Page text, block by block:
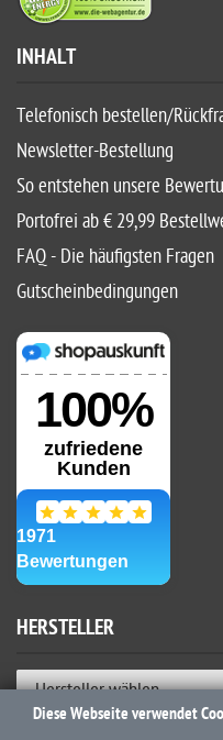
INHALT
Telefonisch bestellen/
Newsletter-Bestellung
So entstehen unsere
Portofrei ab € 29,99
FAQ - Die häufigsten Fragen
Gutscheinbedingungen
HERSTELLER
Hersteller wählen
Diese Webseite verwendet